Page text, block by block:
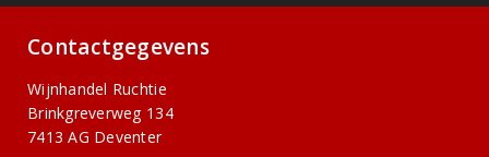
Contactgegevens
Wijnhandel Ruchtie
Brinkgreverweg 134
7413 AG Deventer